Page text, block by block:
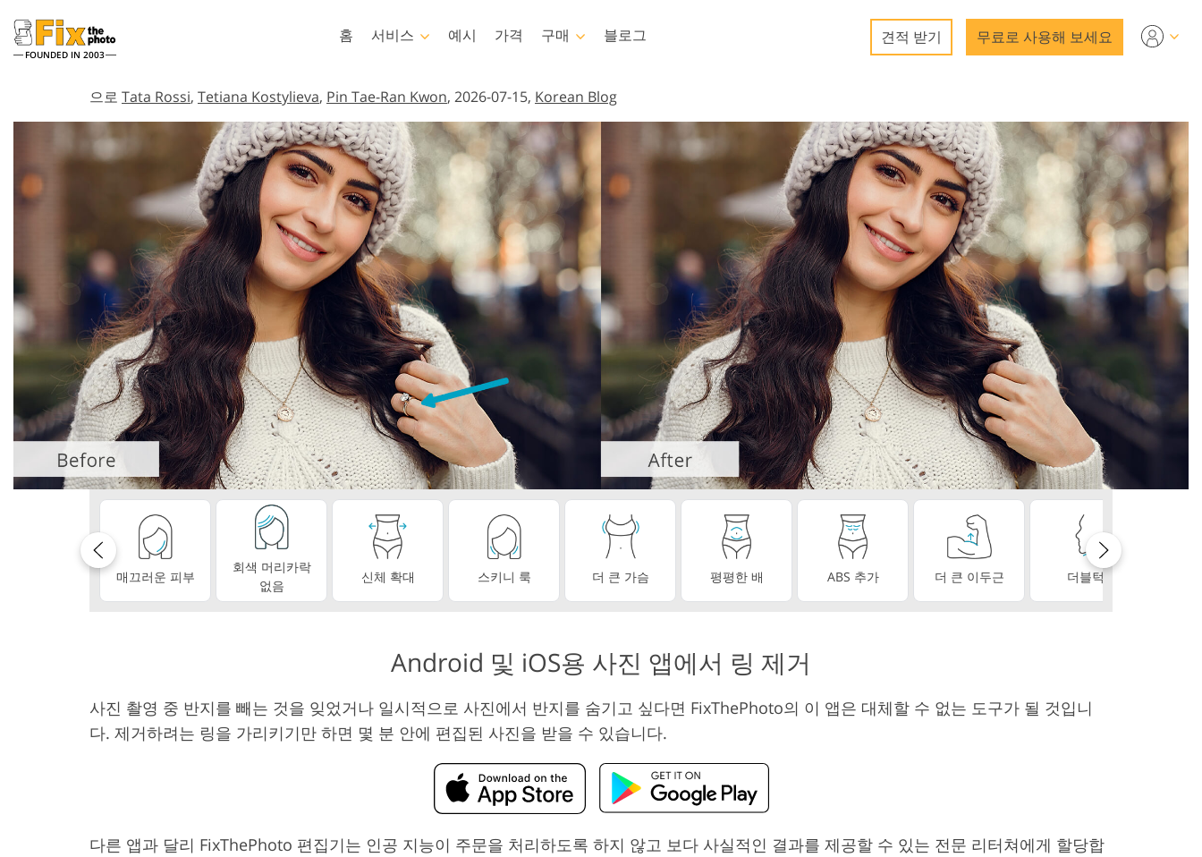
FOUNDED IN 2003
홈 서비스
얼굴 리터칭 서비스 뷔 서비스 아기 사진 보정 서비스 부동산 사진 편집 서비스
웨딩 사진 편집 서비스 AI로 생성된 의류 모델 이미지 조작 서비스 사진 서비스
제품 리터칭 서비스 주얼리 리터칭 서비스 AI 훈련 데이터 동영상 편집 서비스
예시 가격 구매
Lightroom
라이트룸 사전 설정
전체 LR 사전 설정 컬렉션
베스트 딜 프리셋
모바일 컬렉션
Photoshop
포토샵 액션
포토샵 브러쉬
포토샵 오버레이
포토샵 텍스처
Ps Actions 전체 컬렉션
Ps 오버레이 전체 컬렉션
Templates
템플릿
마케팅 템플릿
발렌타인 데이 카드
결혼식 초대장
어린이 생일 초대장
전문 LUT
비디오 오버레이
블로그 견적 받기 무료로 사용해 보세요
으로 Tata Rossi, Tetiana Kostylieva, Pin Tae-Ran Kwon, 2026-07-15, Korean Blog
매끄러운 피부
회색 머리카락
없음
신체 확대 스키니 룩 더 큰 가슴 평평한 배 ABS 추가 더 큰 이두근 더블턱
Android 및 iOS용 사진 앱에서 링 제거
사진 촬영 중 반지를 빼는 것을 잊었거나 일시적으로 사진에서 반지를 숨기고 싶다면 FixThePhoto의 이 앱은 대체할 수 없는 도구가 될 것입니
다. 제거하려는 링을 가리키기만 하면 몇 분 안에 편집된 사진을 받을 수 있습니다.
다른 앱과 달리 FixThePhoto 편집기는 인공 지능이 주문을 처리하도록 하지 않고 보다 사실적인 결과를 제공할 수 있는 전문 리터쳐에게 할당합